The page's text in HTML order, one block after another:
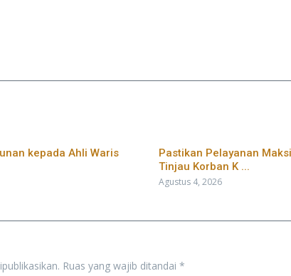
kepada Ahli Waris
Pastikan Pelayanan
Tinjau Korban K ...
Agustus 4, 2026
Ruas yang wajib ditandai *